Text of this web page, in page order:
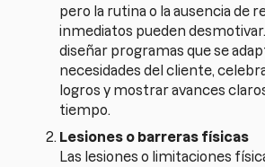
pero la rutina o la ausencia de
inmediatos pueden
diseñar programas que se
necesidades del cliente,
logros y mostrar avances
tiempo.
Lesiones o barreras físicas
Las lesiones o limitaciones